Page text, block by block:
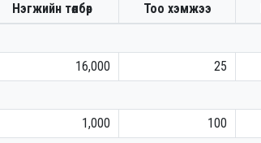
Нэгжийн төлбөр Тоо хэмжээ
16,000 25
1,000 100